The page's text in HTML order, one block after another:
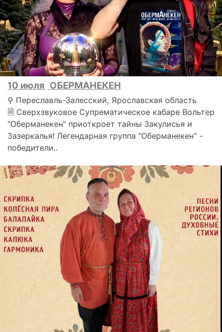
10 июля ОБЕРМАНЕКЕН
⚲ Переславль-Залесский, Ярославская область
🗎 Сверхзвуковое Супрематическое кабаре Вольтер
"Оберманекен" приоткроет тайны Закулисья и
Зазеркалья! Легендарная группа "Оберманекен" -
победители..